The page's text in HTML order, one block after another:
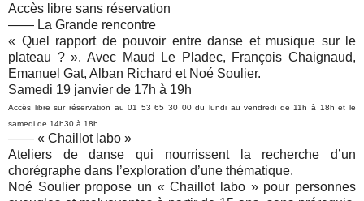
Accès libre sans réservation
—— La Grande rencontre
« Quel rapport de pouvoir entre danse et musique sur le
plateau ? ». Avec Maud Le Pladec, François Chaignaud,
Emanuel Gat, Alban Richard et Noé Soulier.
Samedi 19 janvier de 17h à 19h
Accès libre sur réservation au 01 53 65 30 00 du lundi au vendredi de 11h à 18h et le
samedi de 14h30 à 18h
—— « Chaillot labo »
Ateliers de danse qui nourrissent la recherche d’un
chorégraphe dans l’exploration d’une thématique.
Noé Soulier propose un « Chaillot labo » pour personnes